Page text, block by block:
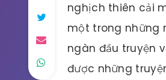
nghịch thiên cải
một trong những
ngàn đầu truyện
được những